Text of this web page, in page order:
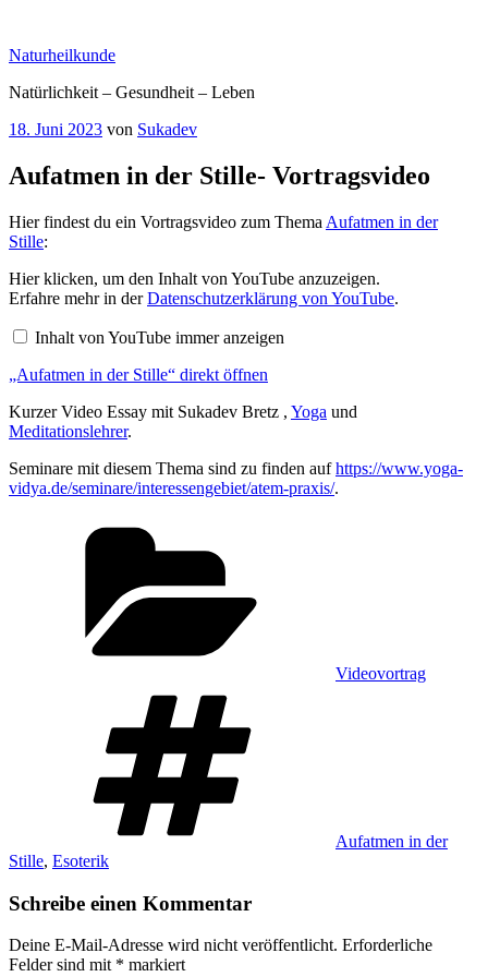
springen
Naturheilkunde
Natürlichkeit – Gesundheit – Leben
Veröffentlicht
18. Juni 2023 von Sukadev
Aufatmen in der Stille- Vortragsvideo
Hier findest du ein Vortragsvideo zum Thema Aufatmen in der
Stille:
„Aufatmen
in
der
von
anzeigen
Hier klicken, um den Inhalt von YouTube anzuzeigen.
Erfahre mehr in derDatenschutzerklärung von YouTube.
Inhalt von YouTube immer anzeigen
„Aufatmen in der Stille“ direkt öffnen
Kurzer Video Essay mit Sukadev Bretz , Yoga und
Meditationslehrer.
Seminare mit diesem Thema sind zu finden aufhttps://www.yoga-
vidya.de/seminare/interessengebiet/atem-praxis/.
Videovortrag
Aufatmen in der
Stille, Esoterik
Schreibe einen Kommentar
Deine E-Mail-Adresse wird nicht veröffentlicht. Erforderliche
Felder sind mit * markiert